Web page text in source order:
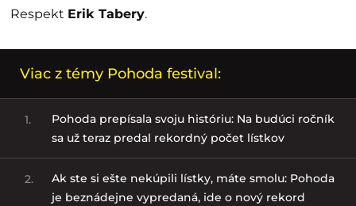
Respekt Erik Tabery.
Viac z témy Pohoda festival:
1.
Pohoda prepísala svoju históriu: Na budúci ročník
sa už teraz predal rekordný počet lístkov
2.
Ak ste si ešte nekúpili lístky, máte smolu: Pohoda
je beznádejne vypredaná, ide o nový rekord